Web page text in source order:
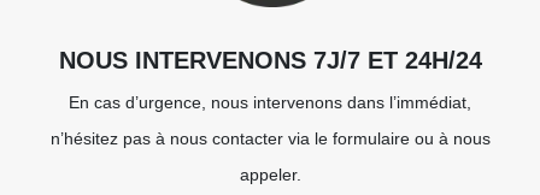
NOUS INTERVENONS 7J/7 ET 24H/24
En cas d’urgence, nous intervenons dans l’immédiat,
n’hésitez pas à nous contacter via le formulaire ou à nous
appeler.